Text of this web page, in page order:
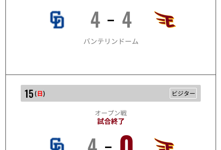
4 4
バンテリンドーム
3/15
15(日) ビジター
オープン戦
試合終了